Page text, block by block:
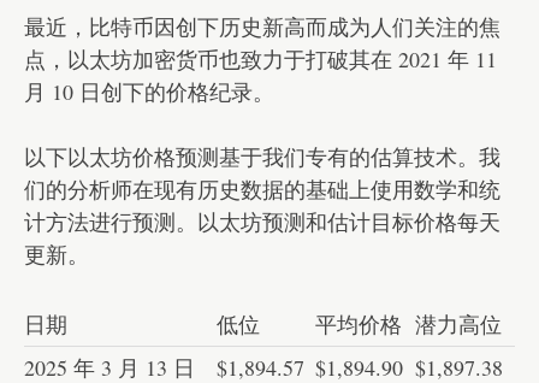
最近，比特币因创下历史新高而成为人们关注的焦
点，以太坊加密货币也致力于打破其在 2021 年 11
月 10 日创下的价格纪录。
以下以太坊价格预测基于我们专有的估算技术。我
们的分析师在现有历史数据的基础上使用数学和统
计方法进行预测。以太坊预测和估计目标价格每天
更新。
日期 低位 平均价格 潜力高位
2025 年 3 月 13 日
$1,894.57 $1,894.90 $1,897.38